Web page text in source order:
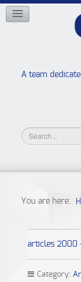
A team
NETWORKS
High school
You are here:
articles 2000
Category: